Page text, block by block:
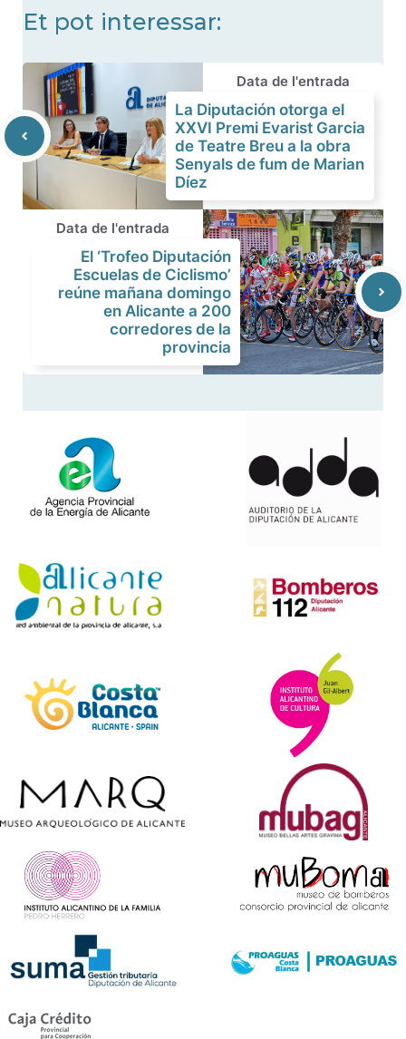
Et pot interessar:
Data de l'entrada
La Diputación otorga el
XXVI Premi Evarist Garcia
de Teatre Breu a la obra
Senyals de fum de Marian
Díez
Data de l'entrada
El ‘Trofeo Diputación
Escuelas de Ciclismo’
reúne mañana domingo
en Alicante a 200
corredores de la
provincia